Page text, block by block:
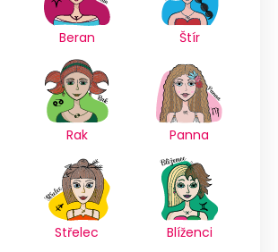
Beran Štír
Rak Panna
Střelec Blíženci